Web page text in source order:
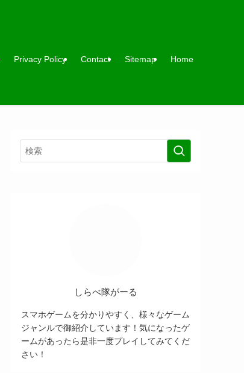
Privacy Policy Contact Sitemap Home
しらべ隊がーる
スマホゲームを分かりやすく、様々なゲーム
ジャンルで御紹介しています！気になったゲ
ームがあったら是非一度プレイしてみてくだ
さい！